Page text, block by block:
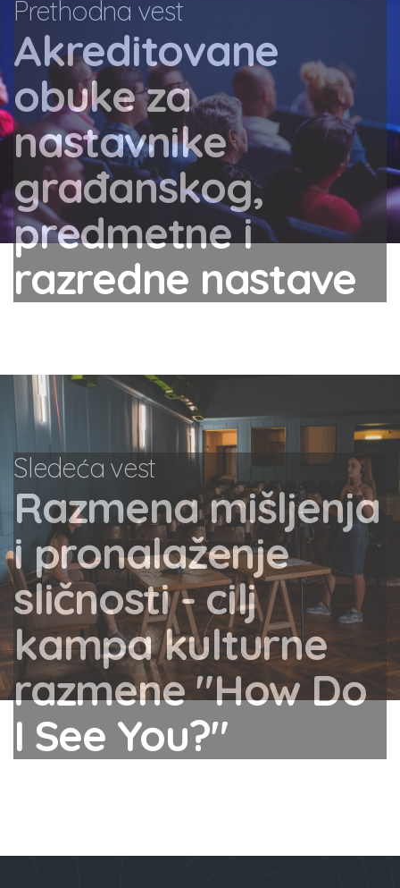
Prethodna vest
Akreditovane
obuke za
nastavnike
građanskog,
predmetne i
razredne nastave
Sledeća vest
Razmena mišljenja
i pronalaženje
sličnosti - cilj
kampa kulturne
razmene "How Do
I See You?"